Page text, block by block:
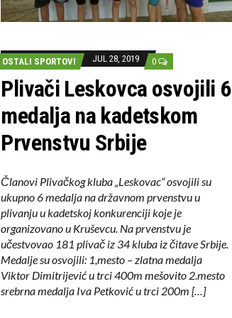
OSTALI SPORTOVI JUL 28, 2019 0
Plivači Leskovca osvojili 6
medalja na kadetskom
Prvenstvu Srbije
Članovi Plivačkog kluba „Leskovac“ osvojili su
ukupno 6 medalja na državnom prvenstvu u
plivanju u kadetskoj konkurenciji koje je
organizovano u Kruševcu. Na prvenstvu je
učestvovao 181 plivač iz 34 kluba iz čitave Srbije.
Medalje su osvojili: 1,mesto – zlatna medalja
Viktor Dimitrijević u trci 400m mešovito 2.mesto
srebrna medalja Iva Petković u trci 200m […]